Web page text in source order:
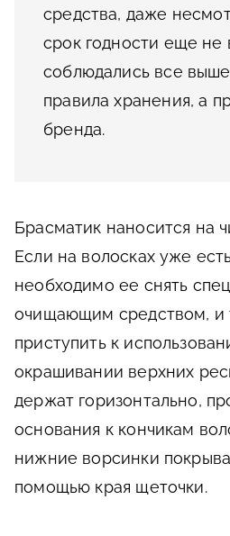
средства, даже
срок годности еще не
соблюдались все
правила хранения, а
бренда.
Брасматик наносится на
Если на волосках уже
необходимо ее снять
очищающим средством, и
приступить к
окрашивании верхних
держат горизонтально,
основания к кончикам
нижние ворсинки
помощью края щеточки.